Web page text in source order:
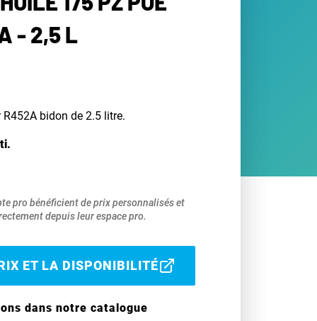
- 2,5 L
bidon de 2.5 litre.
pro bénéficient de prix personnalisés et
depuis leur espace pro.
ET LA DISPONIBILITÉ
dans notre catalogue